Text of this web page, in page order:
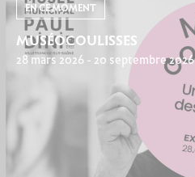
EN CE MOMENT
MUSÉOCOULISSES
28 mars 2026 - 20 septembre 2026